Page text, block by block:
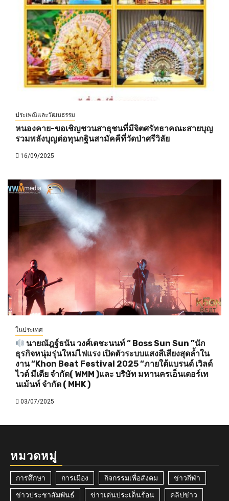
ประเพณีและวัฒนธรรม
หนองคาย-ขอเชิญชวนสาธุชนที่มีจิตศรัทธาคณะสายบุญ
รวมพลังบุญต่อทุนกฐินสามัคคีที่วัดป่าศรีวิลัย
16/09/2025
ในประเทศ
นายณัฎฐ์ธนัน วงศ์เตชะนนท์ “ Boss Sun Sun ”นัก
ธุรกิจหนุ่มรุ่นใหม่ไฟแรง เปิดตัวระบบแสงสีเสียงสุดล้ำใน
งาน “Khon Beat Festival 2025 “ภายใต้แบรนด์ เวิลด์
ไวด์ มีเดีย จำกัด( WMM )และ บริษัท มหานครเอ็นเตอร์เท
นเม้นท์ จำกัด ( MHK )
03/07/2025
หมวดหมู่
การศึกษา การเมือง กิจกรรมเพื่อสังคม ข่าวกีฬา
ข่าวประชาสัมพันธ์ ข่าวเด่นประเด็นร้อน คลิปข่าว